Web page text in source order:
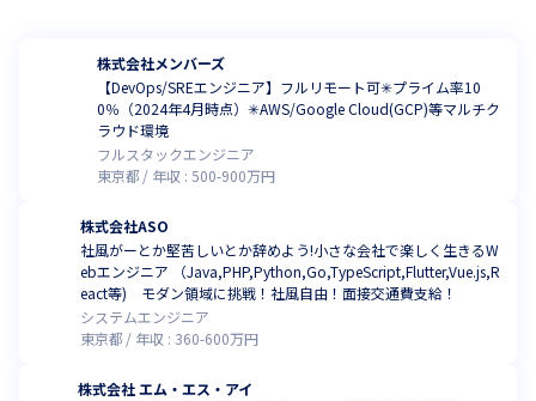
株式会社メンバーズ
【DevOps/SREエンジニア】フルリモート可✳︎プライム率10
0％（2024年4月時点）✳︎AWS/Google Cloud(GCP)等マルチク
ラウド環境
フルスタックエンジニア
東京都
年収 : 500-900万円
株式会社ASO
社風がーとか堅苦しいとか辞めよう!小さな会社で楽しく生きるW
ebエンジニア （Java,PHP,Python,Go,TypeScript,Flutter,Vue.js,R
eact等) モダン領域に挑戦！社風自由！面接交通費支給！
システムエンジニア
東京都
年収 : 360-600万円
株式会社 エム・エス・アイ